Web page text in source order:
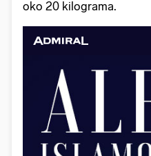
oko 20 kilograma.